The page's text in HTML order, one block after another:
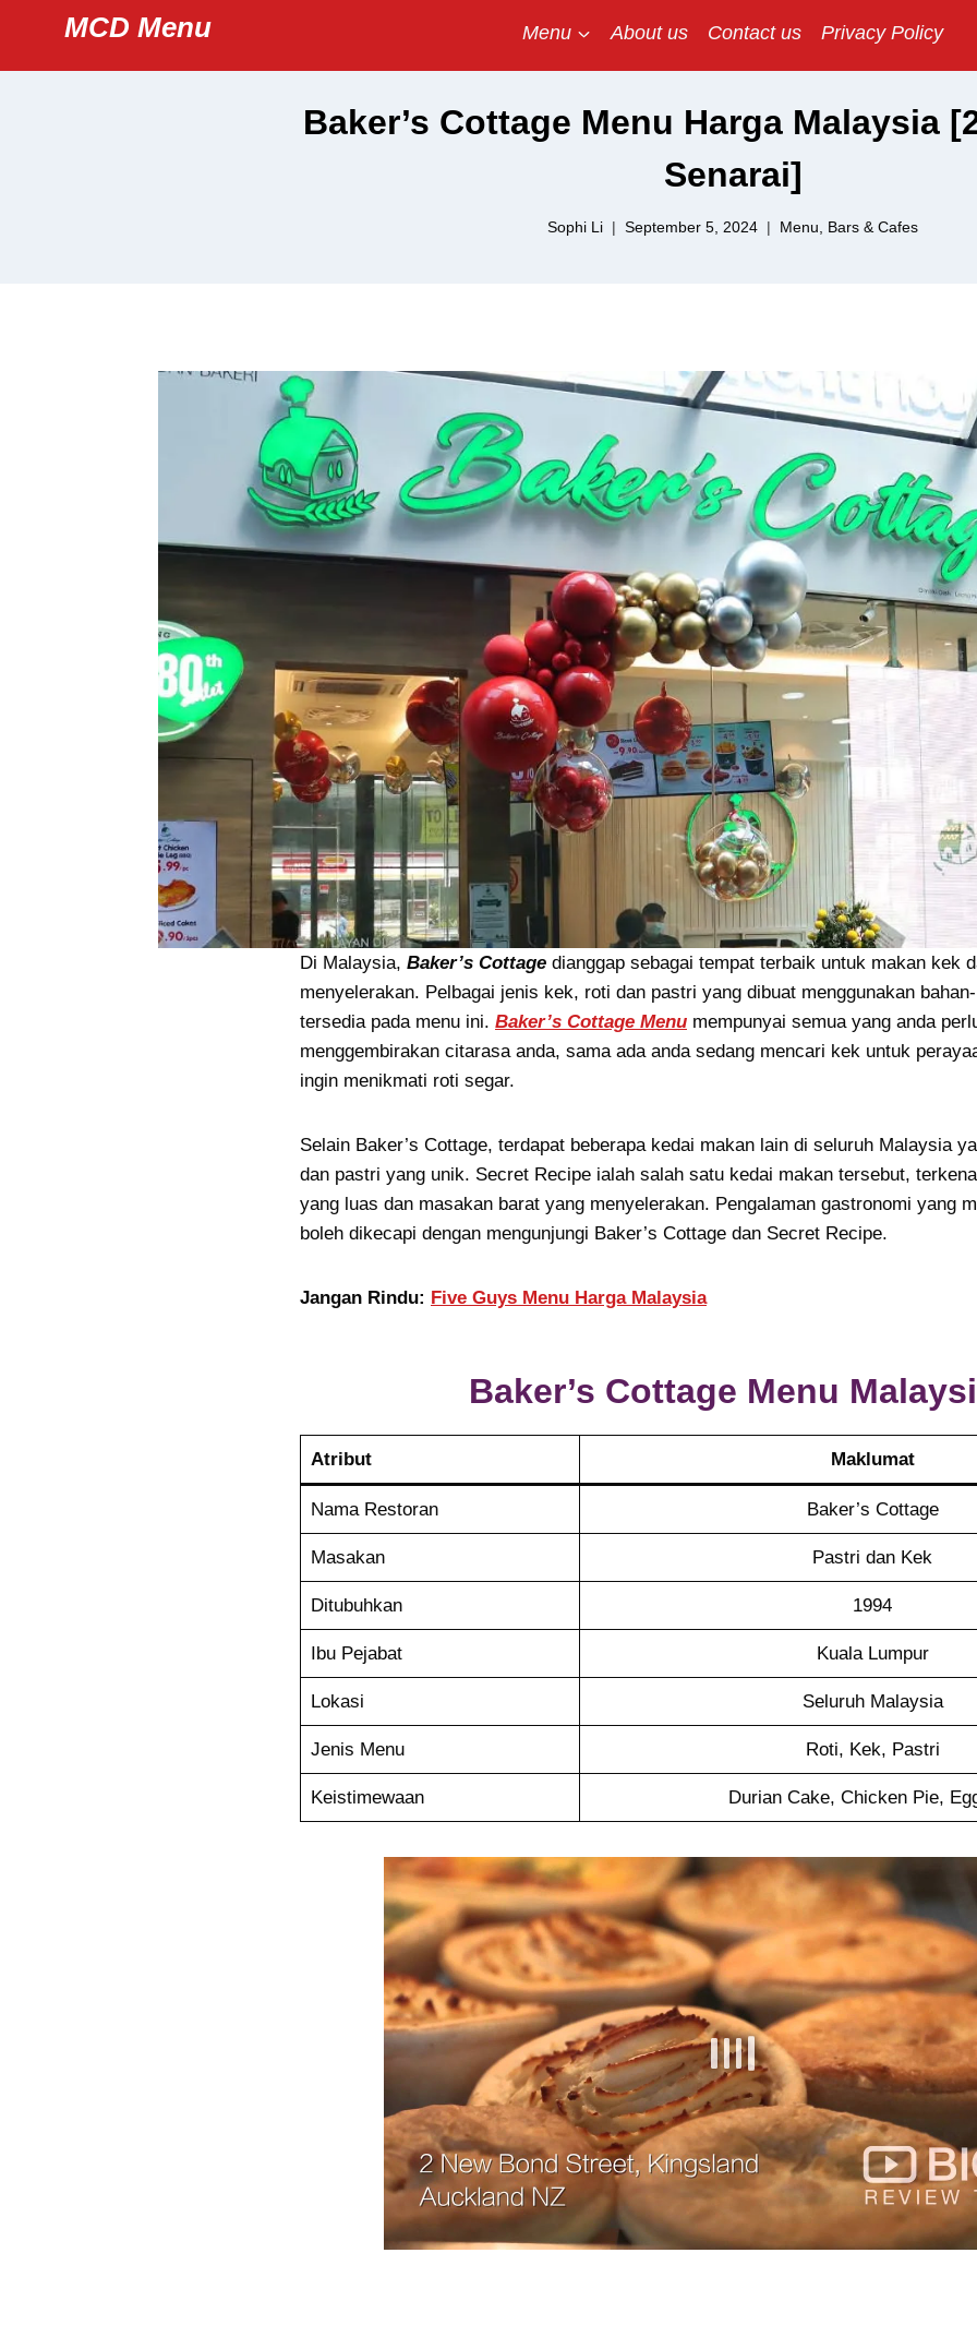
content
MCD Menu Menu About us Contact us Privacy Policy
Baker’s Cottage Menu Harga Malaysia
Senarai]
Sophi Li September 5, 2024 Menu Bars & Cafes
Di Malaysia, Baker’s Cottage dianggap sebagai tempat terbaik untuk makan kek
menyelerakan. Pelbagai jenis kek, roti dan pastri yang dibuat menggunakan
tersedia pada menu ini. Baker’s Cottage Menu mempunyai semua yang anda
menggembirakan citarasa anda, sama ada anda sedang mencari kek untuk
ingin menikmati roti segar.
Selain Baker’s Cottage, terdapat beberapa kedai makan lain di seluruh Malaysia
dan pastri yang unik. Secret Recipe ialah salah satu kedai makan tersebut,
yang luas dan masakan barat yang menyelerakan. Pengalaman gastronomi yang
boleh dikecapi dengan mengunjungi Baker’s Cottage dan Secret Recipe.
Jangan Rindu: Five Guys Menu Harga Malaysia
Baker’s Cottage Menu
Atribut Maklumat
Nama Restoran Baker’s Cottage
Masakan Pastri dan Kek
Ditubuhkan 1994
Ibu Pejabat Kuala Lumpur
Lokasi Seluruh Malaysia
Jenis Menu Roti, Kek, Pastri
Keistimewaan Durian Cake, Chicken Pie,